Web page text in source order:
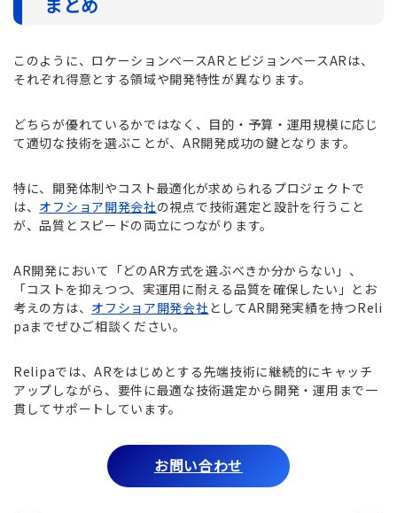
このように、ロケーションベースARとビジョンベースARは、
それぞれ得意とする領域や開発特性が異なります。
どちらが優れているかではなく、目的・予算・運用規模に応じ
て適切な技術を選ぶことが、AR開発成功の鍵となります。
特に、開発体制やコスト最適化が求められるプロジェクトで
は、 オフショア開発会社の視点で技術選定と設計を行うこと
が、品質とスピードの両立につながります。
AR開発において「どのAR方式を選ぶべきか分からない」、
「コストを抑えつつ、実運用に耐える品質を確保したい」とお
考えの方は、 オフショア開発会社 としてAR開発実績を持つReli
paまでぜひご相談ください。
Relipaでは、ARをはじめとする先端技術に継続的にキャッチ
アップしながら、要件に最適な技術選定から開発・運用まで一
貫してサポートしています。
お問い合わせ